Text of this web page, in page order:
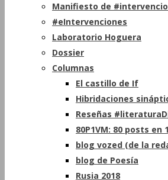
Manifiesto de
#eIntervenciones
Laboratorio Hoguera
Dossier
Columnas
El castillo de If
Hibridaciones
Reseñas
80P1VM: 80 posts
blog vozed (de la
blog de Poesía
Rusia 2018